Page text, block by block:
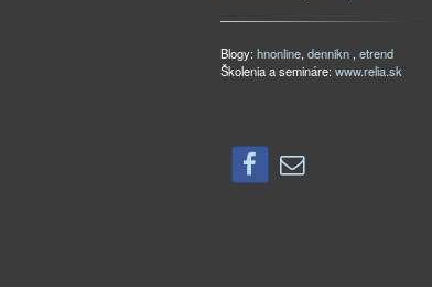
Blogy: hnonline, dennikn , etrend
Školenia a semináre: www.relia.sk